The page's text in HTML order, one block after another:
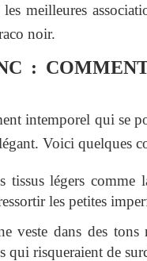
meilleures
noir.
:
intemporel qui se
Voici quelques
tissus légers comme
les petites
veste dans des
qui risqueraient de